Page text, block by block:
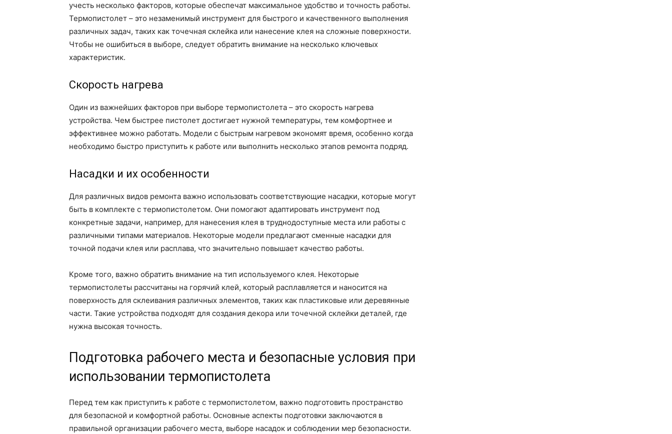
учесть несколько факторов, которые обеспечат максимальное удобство и точность работы.
Термопистолет – это незаменимый инструмент для быстрого и качественного выполнения
различных задач, таких как точечная склейка или нанесение клея на сложные поверхности.
Чтобы не ошибиться в выборе, следует обратить внимание на несколько ключевых
характеристик.
Скорость нагрева
Один из важнейших факторов при выборе термопистолета – это скорость нагрева
устройства. Чем быстрее пистолет достигает нужной температуры, тем комфортнее и
эффективнее можно работать. Модели с быстрым нагревом экономят время, особенно когда
необходимо быстро приступить к работе или выполнить несколько этапов ремонта подряд.
Насадки и их особенности
Для различных видов ремонта важно использовать соответствующие насадки, которые могут
быть в комплекте с термопистолетом. Они помогают адаптировать инструмент под
конкретные задачи, например, для нанесения клея в труднодоступные места или работы с
различными типами материалов. Некоторые модели предлагают сменные насадки для
точной подачи клея или расплава, что значительно повышает качество работы.
Кроме того, важно обратить внимание на тип используемого клея. Некоторые
термопистолеты рассчитаны на горячий клей, который расплавляется и наносится на
поверхность для склеивания различных элементов, таких как пластиковые или деревянные
части. Такие устройства подходят для создания декора или точечной склейки деталей, где
нужна высокая точность.
Подготовка рабочего места и безопасные условия при
использовании термопистолета
Перед тем как приступить к работе с термопистолетом, важно подготовить пространство
для безопасной и комфортной работы. Основные аспекты подготовки заключаются в
правильной организации рабочего места, выборе насадок и соблюдении мер безопасности.